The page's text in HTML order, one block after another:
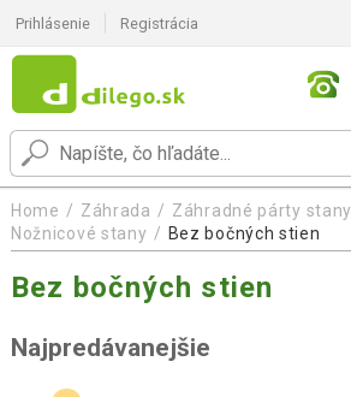
Prihlásenie Registrácia
Home Záhrada Záhradné párty stany
Nožnicové stany
Bez bočných stien
Bez bočných stien
Najpredávanejšie